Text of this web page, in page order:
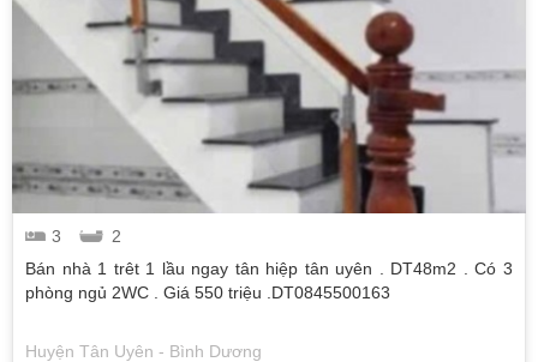
3
2
Bán nhà 1 trêt 1 lầu ngay tân hiệp tân uyên . DT48m2 . Có 3
phòng ngủ 2WC . Giá 550 triệu .DT0845500163
Huyện Tân Uyên - Bình Dương